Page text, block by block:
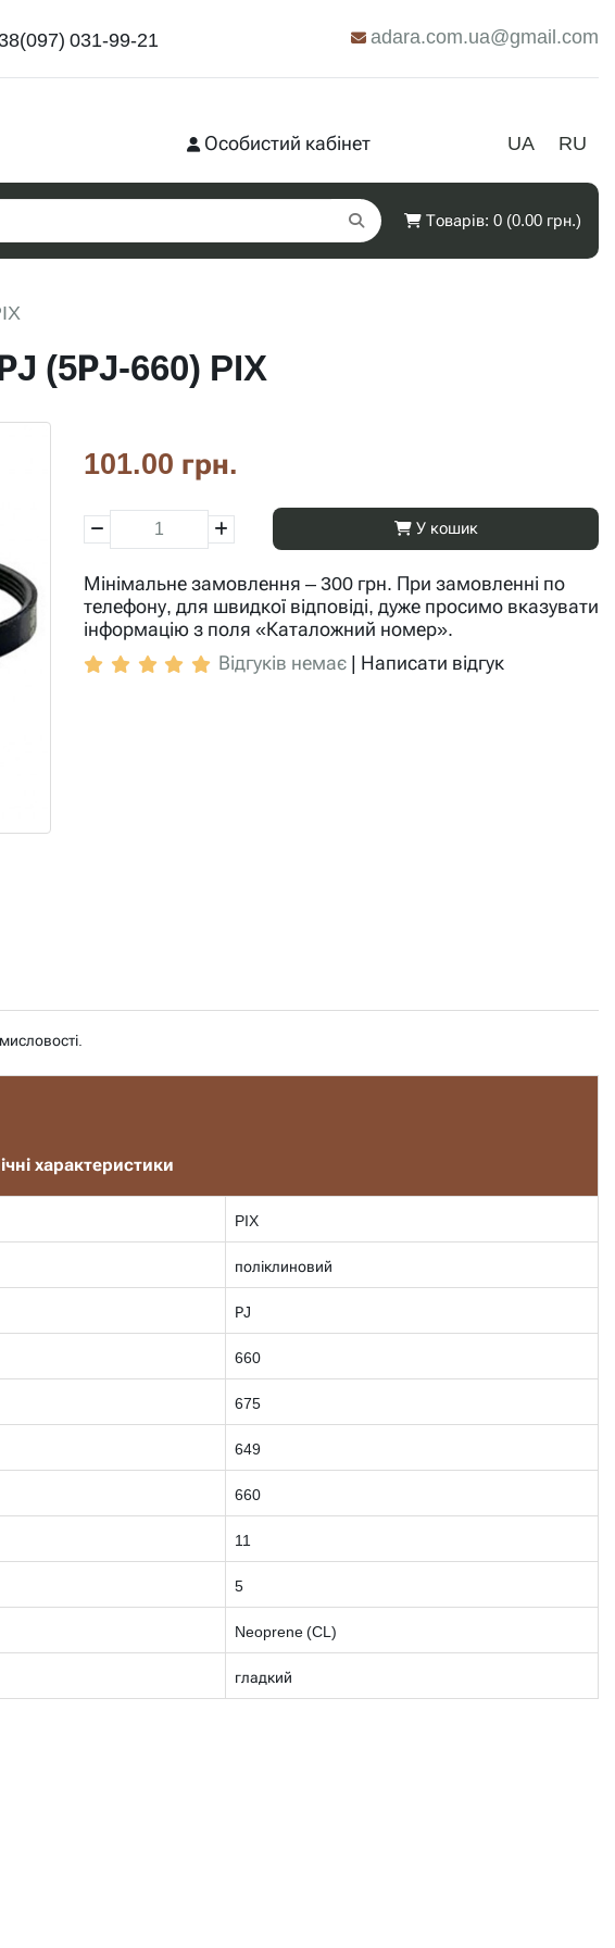
031-99-21 adara.com.ua@gmail.com
UA RU
Особистий кабінет
Товарів: 0 (0.00 грн.)
(5РJ-660) PIX
101.00 грн.
У кошик
Мінімальне замовлення – 300 грн. При замовленні по
телефону, для швидкої відповіді, дуже просимо вказувати
інформацію з поля «Каталожний номер».
Відгуків немає | Написати відгук
характеристики
PIX
поліклиновий
РJ
660
675
649
660
11
5
Neoprene (CL)
гладкий